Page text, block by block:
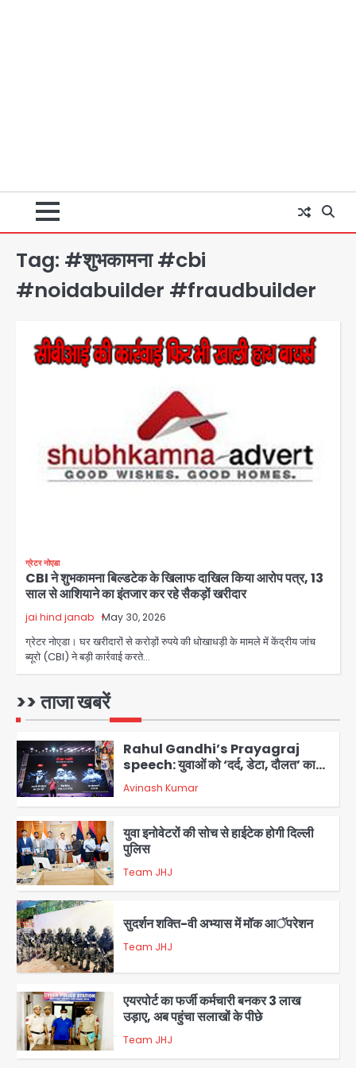
Tag: #शुभकामना #cbi
#noidabuilder #fraudbuilder
ग्रेटर नोएडा
CBI ने शुभकामना बिल्डटेक के खिलाफ दाखिल किया आरोप पत्र, 13
साल से आशियाने का इंतजार कर रहे सैकड़ों खरीदार
jai hind janab May 30, 2026
ग्रेटर नोएडा। घर खरीदारों से करोड़ों रुपये की धोखाधड़ी के मामले में केंद्रीय जांच
ब्यूरो (CBI) ने बड़ी कार्रवाई करते…
>> ताजा खबरें
speech: युवाओं को ‘दर्द, डेटा, दौलत’ का
संदेश, बीजेपी का वार
Avinash Kumar
युवा इनोवेटरों की सोच से हाईटेक होगी दिल्ली
पुलिस
Team JHJ
एयरपोर्ट का फर्जी कर्मचारी बनकर 3 लाख
उड़ाए, अब पहुंचा सलाखों के पीछे
Team JHJ
1
Noida Sector-49: सेक्टर-49 में 18
2
Rahul Gandhi’s Prayagraj
speech: युवाओं को ‘दर्द, डेटा, दौलत’ का
संदेश, बीजेपी का वार
Avinash Kumar
3
युवा इनोवेटरों की सोच से हाईटेक होगी दिल्ली
पुलिस
Team JHJ
4
सुदर्शन शक्ति-वी अभ्यास में मॉक आॅपरेशन
Team JHJ
5
एयरपोर्ट का फर्जी कर्मचारी बनकर 3 लाख
उड़ाए, अब पहुंचा सलाखों के पीछे
Team JHJ